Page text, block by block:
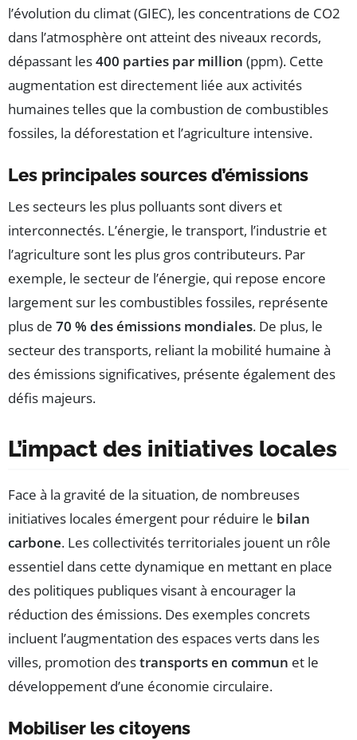
l’évolution du climat (GIEC), les concentrations de CO2
dans l’atmosphère ont atteint des niveaux records,
dépassant les400 parties par million (ppm). Cette
augmentation est directement liée aux activités
humaines telles que la combustion de combustibles
fossiles, la déforestation et l’agriculture intensive.
Les principales sources d’émissions
Les secteurs les plus polluants sont divers et
interconnectés. L’énergie, le transport, l’industrie et
l’agriculture sont les plus gros contributeurs. Par
exemple, le secteur de l’énergie, qui repose encore
largement sur les combustibles fossiles, représente
plus de 70 % des émissions mondiales. De plus, le
secteur des transports, reliant la mobilité humaine à
des émissions significatives, présente également des
défis majeurs.
L’impact des initiatives locales
Face à la gravité de la situation, de nombreuses
initiatives locales émergent pour réduire le bilan
carbone. Les collectivités territoriales jouent un rôle
essentiel dans cette dynamique en mettant en place
des politiques publiques visant à encourager la
réduction des émissions. Des exemples concrets
incluent l’augmentation des espaces verts dans les
villes, promotion destransports en commun et le
développement d’une économie circulaire.
Mobiliser les citoyens